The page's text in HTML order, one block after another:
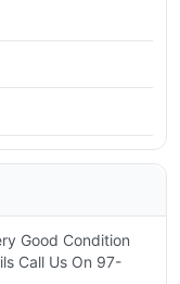
Good Condition
Call Us On 97-